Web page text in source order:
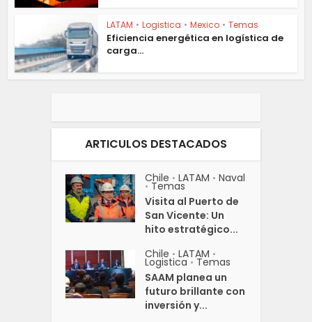
LATAM • Logistica • Mexico • Temas
Eficiencia energética en logística de
carga...
ARTICULOS DESTACADOS
Chile • LATAM • Naval
• Temas
Visita al Puerto de
San Vicente: Un
hito estratégico...
Chile • LATAM •
Logistica • Temas
SAAM planea un
futuro brillante con
inversión y...